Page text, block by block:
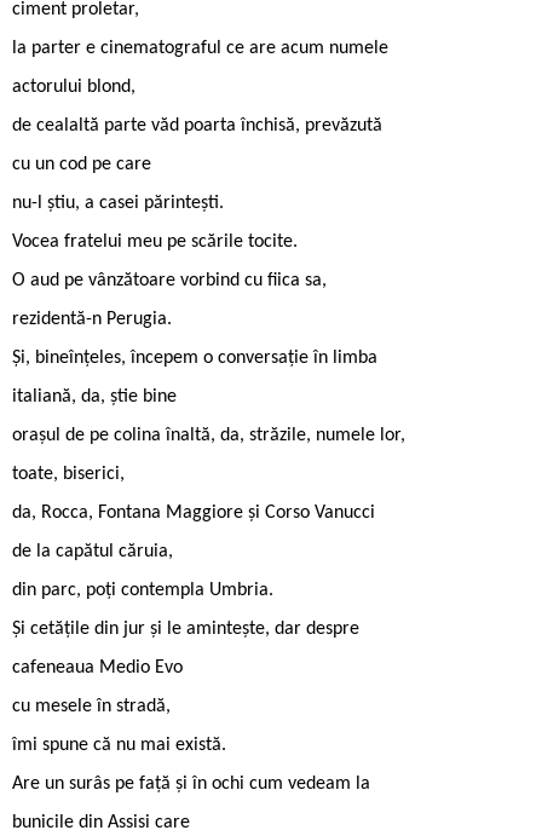
ciment proletar,
la parter e cinematograful ce are acum numele
actorului blond,
de cealaltă parte văd poarta închisă, prevăzută
cu un cod pe care
nu-l știu, a casei părintești.
Vocea fratelui meu pe scările tocite.
O aud pe vânzătoare vorbind cu fiica sa,
rezidentă-n Perugia.
Și, bineînțeles, începem o conversație în limba
italiană, da, știe bine
orașul de pe colina înaltă, da, străzile, numele lor,
toate, biserici,
da, Rocca, Fontana Maggiore și Corso Vanucci
de la capătul căruia,
din parc, poți contempla Umbria.
Și cetățile din jur și le amintește, dar despre
cafeneaua Medio Evo
cu mesele în stradă,
îmi spune că nu mai există.
Are un surâs pe față și în ochi cum vedeam la
bunicile din Assisi care